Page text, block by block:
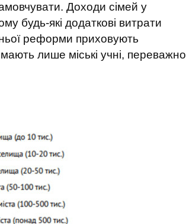
Доходи сімей у
будь-які додаткові витрати
реформи приховують
лише міські учні, переважно